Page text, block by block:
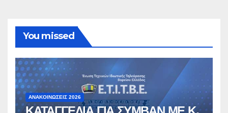
You missed
ΑΝΑΚΟΙΝΏΣΕΙΣ 2026